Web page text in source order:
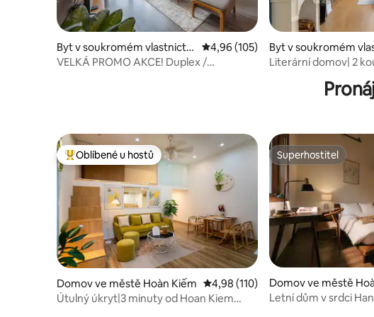
Byt v soukromém vlastnictví
ve městě Tây Hồ
Průměrné hodnocení 4,96 z 5, 105
4,96 (105)
VELKÁ PROMO AKCE! Duplex /
Byt v soukromém
ve městě Hoàn Kiếm
Literární domov| 2
Nejlepší v kategorii Oblíbené u hostů
Oblíbené u hostů
Domov ve městě Hoàn Kiếm Průměrné hodnocení 4,98 z 5, 110
4,98 (110)
Útulný úkryt|3 minuty od Hoan Kiem
Superhostitel
Superhostitel
Domov ve městě
Letní dům v srdci